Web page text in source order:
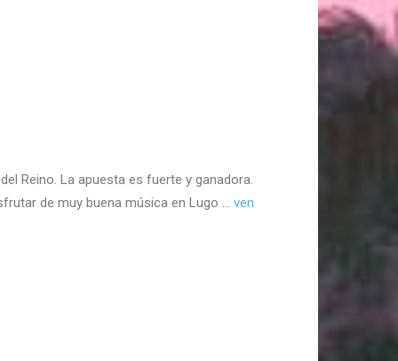
Reino. La apuesta es fuerte y ganadora.
de muy buena música en Lugo … ven